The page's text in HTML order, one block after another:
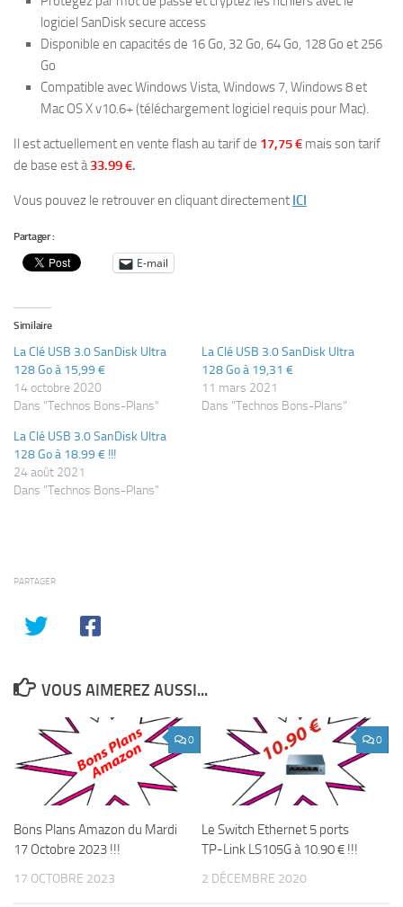
logiciel SanDisk secure access
Disponible en capacités de 16 Go, 32 Go, 64 Go, 128 Go et 256
Go
Compatible avec Windows Vista, Windows 7, Windows 8 et
Mac OS X v10.6+ (téléchargement logiciel requis pour Mac).
Il est actuellement en vente flash au tarif de 17,75 € mais son tarif
de base est à33.99 €.
Vous pouvez le retrouver en cliquant directement ICI
Partager :
E-mail
Similaire
La Clé USB 3.0 SanDisk Ultra
128 Go à 15,99 €
14 octobre 2020
Dans "Technos Bons-Plans"
La Clé USB 3.0 SanDisk Ultra
128 Go à 19,31 €
11 mars 2021
Dans "Technos Bons-Plans"
La Clé USB 3.0 SanDisk Ultra
128 Go à 18.99 € !!!
24 août 2021
Dans "Technos Bons-Plans"
PARTAGER
VOUS AIMEREZ AUSSI...
0
Bons Plans Amazon du Mardi
17 Octobre 2023 !!!
17 OCTOBRE 2023
0
Le Switch Ethernet 5 ports
TP-Link LS105G à 10.90 € !!!
2 DÉCEMBRE 2020